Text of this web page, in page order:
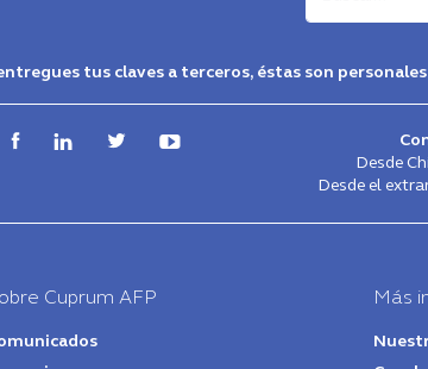
tus claves a terceros, éstas son
Desde
Desde el
Cuprum AFP Más